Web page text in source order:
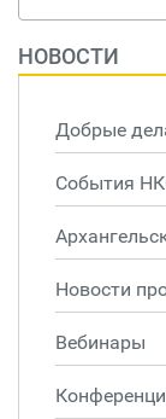
НОВОСТИ
Добрые
События
Новости
Вебинары